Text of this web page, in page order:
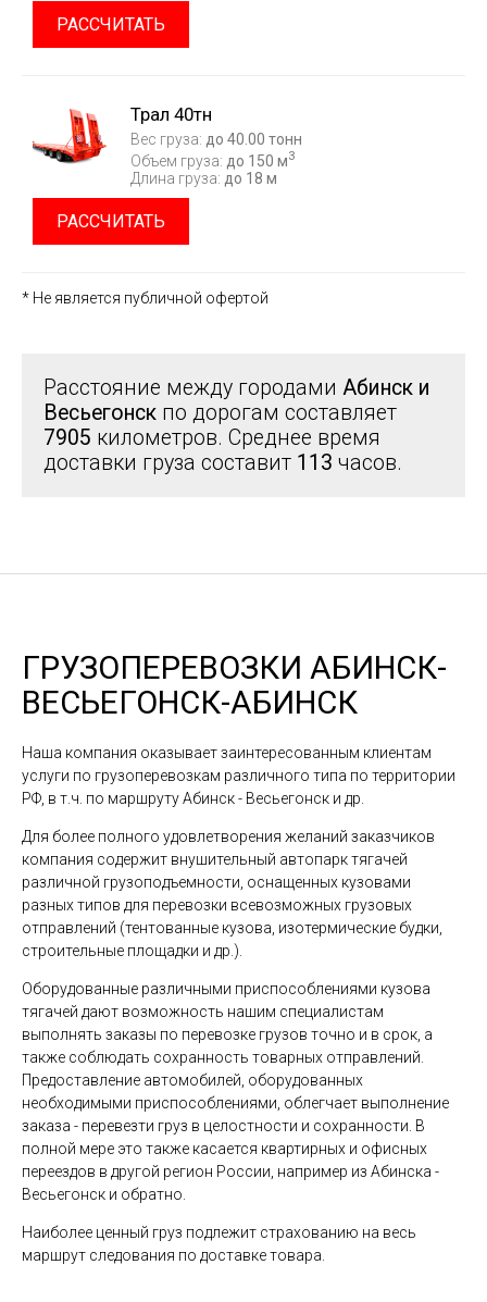
РАССЧИТАТЬ
Трал 40тн
Вес груза: до 40.00 тонн
Объем груза: до 150 м3
Длина груза: до 18 м
РАССЧИТАТЬ
* Не является публичной офертой
Расстояние между городами Абинск и
Весьегонск по дорогам составляет
7905 километров. Среднее время
доставки груза составит 113 часов.
ГРУЗОПЕРЕВОЗКИ АБИНСК-
ВЕСЬЕГОНСК-АБИНСК
Наша компания оказывает заинтересованным клиентам
услуги по грузоперевозкам различного типа по территории
РФ, в т.ч. по маршруту Абинск - Весьегонск и др.
Для более полного удовлетворения желаний заказчиков
компания содержит внушительный автопарк тягачей
различной грузоподъемности, оснащенных кузовами
разных типов для перевозки всевозможных грузовых
отправлений (тентованные кузова, изотермические будки,
строительные площадки и др.).
Оборудованные различными приспособлениями кузова
тягачей дают возможность нашим специалистам
выполнять заказы по перевозке грузов точно и в срок, а
также соблюдать сохранность товарных отправлений.
Предоставление автомобилей, оборудованных
необходимыми приспособлениями, облегчает выполнение
заказа - перевезти груз в целостности и сохранности. В
полной мере это также касается квартирных и офисных
переездов в другой регион России, например из Абинска -
Весьегонск и обратно.
Наиболее ценный груз подлежит страхованию на весь
маршрут следования по доставке товара.